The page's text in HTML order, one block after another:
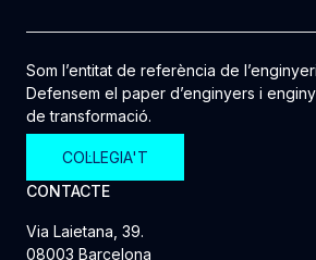
Som l’entitat de referència de
Defensem el paper d’enginyers i
de transformació.
COL·LEGIA'T
CONTACTE
Via Laietana, 39.
08003 Barcelona